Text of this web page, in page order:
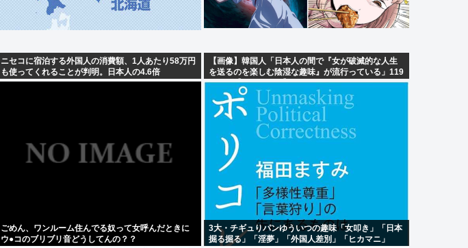
ニセコに宿泊する外国人の消費額、1人あたり58万円
も使ってくれることが判明。日本人の4.6倍
【画像】韓国人「日本人の間で『女が破滅的な人生
を送るのを楽しむ陰湿な趣味』が流行っている」119
万バズ【HotTweets】
ごめん、ワンルーム住んでる奴って女呼んだときに
ウ●コのブリブリ音どうしてんの？？
3大・チギュりパンゆういつの趣味「女叩き」「日本
掘る掘る」「淫夢」「外国人差別」「ヒカマニ」